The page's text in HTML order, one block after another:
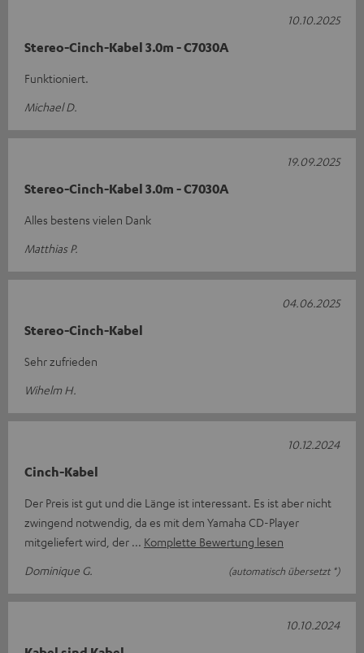
Stereo-Cinch-Kabel 3.0m - C7030A
Funktioniert.
Michael D.
10.10.2025
Stereo-Cinch-Kabel 3.0m - C7030A
Alles bestens vielen Dank
Matthias P.
19.09.2025
Stereo-Cinch-Kabel
Sehr zufrieden
Wihelm H.
04.06.2025
Cinch-Kabel
Der Preis ist gut und die Länge ist interessant. Es ist aber nicht
zwingend notwendig, da es mit dem Yamaha CD-Player
mitgeliefert wird, der
Komplette Bewertung lesen
Dominique G.
(automatisch übersetzt *)
10.12.2024
10.10.2024